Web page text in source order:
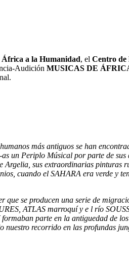
África a la Humanidad, el Centro de
Audición MUSICAS DE
más antiguos se han
un Periplo Músical por parte de
Argelia, sus extraordinarias
cuando el SAHARA era verde y
que se producen una serie de
ATLAS marroquí y e l río
parte en la antiguedad de
recorrido en las profundas